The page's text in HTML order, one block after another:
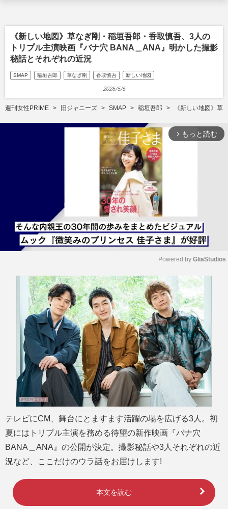
《新しい地図》草なぎ剛・稲垣吾郎・香取慎吾、3人の
トリプル主演映画『バナ穴 BANA＿ANA』明かした撮影
秘話とそれぞれの近況
SMAP 稲垣吾郎 草なぎ剛 香取慎吾 新しい地図
2026/5/6
週刊女性PRIME 旧ジャニーズ SMAP 稲垣吾郎 《新しい地図》
arrow_forward_ios もっと読む
M
u
t
e
Powered by GliaStudios
テレビにCM、舞台にとますます活躍の場を広げる3人。初
夏にはトリプル主演を務める待望の新作映画『バナ穴
BANA＿ANA』の公開が決定。撮影秘話や3人それぞれの近
況など、ここだけのウラ話をお届けします!
本文を読む